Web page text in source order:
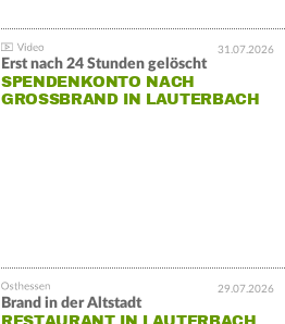
31.07.2026
Erst nach 24 Stunden gelöscht
SPENDENKONTO NACH
GROSSBRAND IN LAUTERBACH
29.07.2026
Brand in der Altstadt